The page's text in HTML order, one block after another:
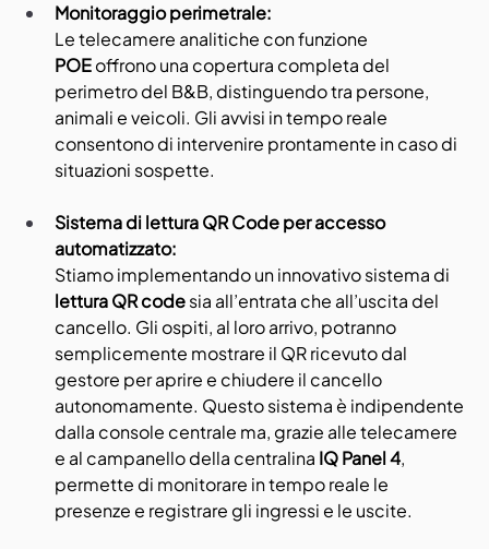
Monitoraggio perimetrale:
Le telecamere analitiche con funzione
POE offrono una copertura completa del
perimetro del B&B, distinguendo tra persone,
animali e veicoli. Gli avvisi in tempo reale
consentono di intervenire prontamente in caso di
situazioni sospette.
Sistema di lettura QR Code per accesso
automatizzato:
Stiamo implementando un innovativo sistema di
lettura QR code sia all’entrata che all’uscita del
cancello. Gli ospiti, al loro arrivo, potranno
semplicemente mostrare il QR ricevuto dal
gestore per aprire e chiudere il cancello
autonomamente. Questo sistema è indipendente
dalla console centrale ma, grazie alle telecamere
e al campanello della centralina IQ Panel 4,
permette di monitorare in tempo reale le
presenze e registrare gli ingressi e le uscite.